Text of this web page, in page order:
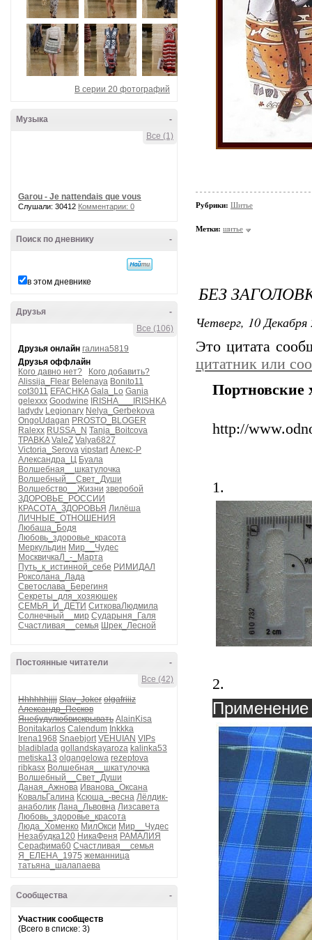
В серии 20 фотографий
-
Музыка
Все (1)
Garou - Je nattendais que vous
Слушали: 30412 Комментарии: 0
-
Поиск по дневнику
в этом дневнике
-
Друзья
Все (106)
Друзья онлайн галина5819
Друзья оффлайн
Кого давно нет?
Кого добавить?
Alissija_Flear Belenaya Bonito11
cot3011 EFACHKA Gala_Lo Gania
gelexxx Goodwine
IRISHA___IRISHKA
ladydv Legionary Nelya_Gerbekova
OngoUdagan PROSTO_BLOGER
Ralexx RUSSA_N Tanja_Boitcova
TPABKA ValeZ Valya6827
Victoria_Serova vipstart Алекс-Р
Александра_Ц Буала
Волшебная__шкатулочка
Волшебный__Свет_Души
Волшебство__Жизни зверобой
ЗДОРОВЬЕ_РОССИИ
КРАСОТА_ЗДОРОВЬЯ Лилёша
ЛИЧНЫЕ_ОТНОШЕНИЯ
Любаша_Бодя
Любовь_здоровье_красота
Меркульдин Мир__Чудес
МосквичкаЛ_-_Марта
Путь_к_истинной_себе РИМИДАЛ
Роксолана_Лада
Светослава_Берегиня
Секреты_для_хозяюшек
СЕМЬЯ_И_ДЕТИ СитковаЛюдмила
Солнечный__мир Сударыня_Галя
Счастливая__семья Шрек_Лесной
-
Постоянные читатели
Все (42)
Hhhhhhjjjj Slav_Joker olgafriiiz
Александр_Песков
Янебудулюбвискрывать AlainKisa
Bonitakarlos Calendum Inkkka
Irena1968 Snaebjort VEHUIAN VIPs
bladiblada gollandskayaroza kalinka53
metiska13 olgangelowa rezeptova
ribkasx Волшебная__шкатулочка
Волшебный__Свет_Души
Даная_Ажнова Иванова_Оксана
КовальГалина Ксюша_-весна Лёлдик-
анаболик Лана_Львовна Лизсавета
Любовь_здоровье_красота
Люда_Хоменко МилОкси Мир__Чудес
Незабудка120 НикаФеня РАМАЛИЯ
Серафима60 Счастливая__семья
Я_ЕЛЕНА_1975 жеманница
татьяна_шалапаева
-
Сообщества
Участник сообществ
(Всего в списке: 3)
Рубрики: Шитье
Метки: шитье
БЕЗ
Четверг, 10
Это цитата
цитатник или
Портновские
http://
1.
2.